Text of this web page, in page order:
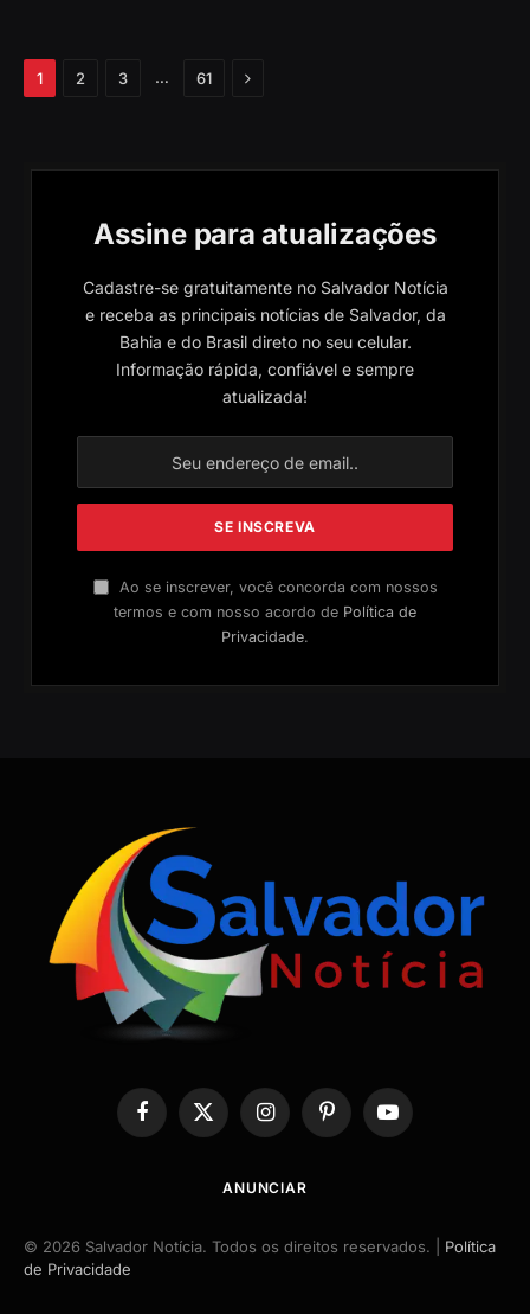
1 2 3 … 61 Próximo
Assine para atualizações
Cadastre-se gratuitamente no Salvador Notícia
e receba as principais notícias de Salvador, da
Bahia e do Brasil direto no seu celular.
Informação rápida, confiável e sempre
atualizada!
Ao se inscrever, você concorda com nossos
termos e com nosso acordo de Política de
Privacidade.
Facebook
X
(Twitter)
InstagramPinterestYouTube
ANUNCIAR
© 2026 Salvador Notícia. Todos os direitos reservados. | Política
de Privacidade